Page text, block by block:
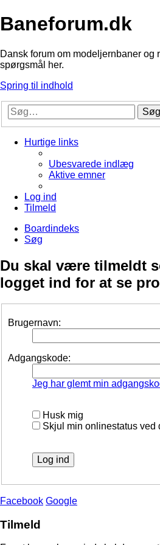
Baneforum.dk
Dansk forum om modeljernbaner og
spørgsmål her.
Spring til indhold
Søg
Hurtige links
Ubesvarede indlæg
Aktive emner
Log ind
Tilmeld
Boardindeks
Søg
Du skal være tilmeldt
logget ind for at se
Brugernavn:
Adgangskode:
Jeg har glemt min
Husk mig
Skjul min onlinestatus ved
Facebook Google
Tilmeld